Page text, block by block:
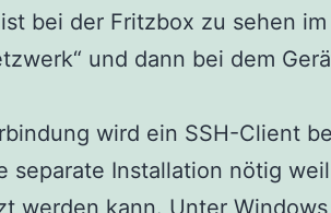
bei der Fritzbox zu sehen
und dann bei dem
wird ein SSH-Client
separate Installation nötig
werden kann. Unter